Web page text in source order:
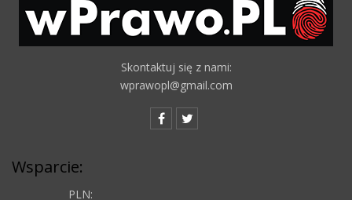
Skontaktuj się z nami:
wprawopl@gmail.com
Wsparcie:
PLN: